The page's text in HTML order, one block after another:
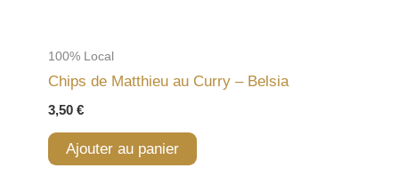
100% Local
Chips de Matthieu au Curry – Belsia
3,50 €
Ajouter au panier